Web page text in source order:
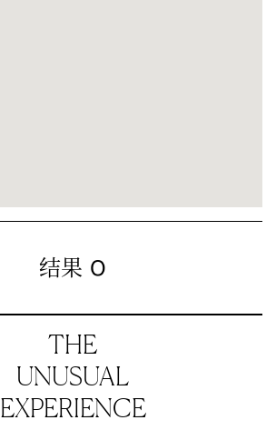
结果 0
THE
UNUSUAL
EXPERIENCE